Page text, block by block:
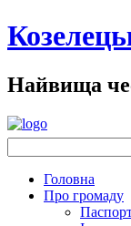
Найвища
Головна
Про громаду